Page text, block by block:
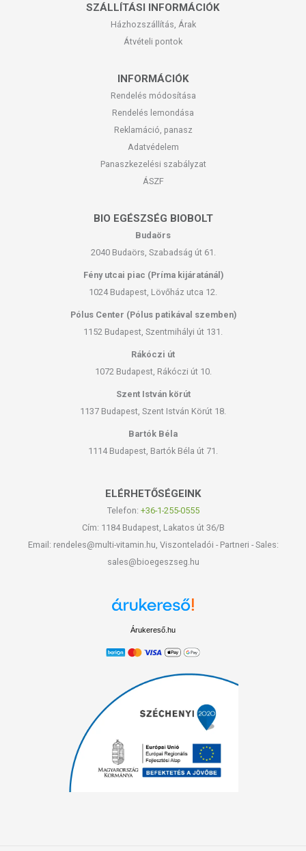
SZÁLLÍTÁSI INFORMÁCIÓK
Házhozszállítás, Árak
Átvételi pontok
INFORMÁCIÓK
Rendelés módosítása
Rendelés lemondása
Reklamáció, panasz
Adatvédelem
Panaszkezelési szabályzat
ÁSZF
BIO EGÉSZSÉG BIOBOLT
Budaörs
2040 Budaörs, Szabadság út 61.
Fény utcai piac (Príma kijáratánál)
1024 Budapest, Lövőház utca 12.
Pólus Center (Pólus patikával szemben)
1152 Budapest, Szentmihályi út 131.
Rákóczi út
1072 Budapest, Rákóczi út 10.
Szent István körút
1137 Budapest, Szent István Körút 18.
Bartók Béla
1114 Budapest, Bartók Béla út 71.
ELÉRHETŐSÉGEINK
Telefon: +36-1-255-0555
Cím: 1184 Budapest, Lakatos út 36/B
Email: rendeles@multi-vitamin.hu, Viszonteladói - Partneri - Sales:
sales@bioegeszseg.hu
Árukereső.hu